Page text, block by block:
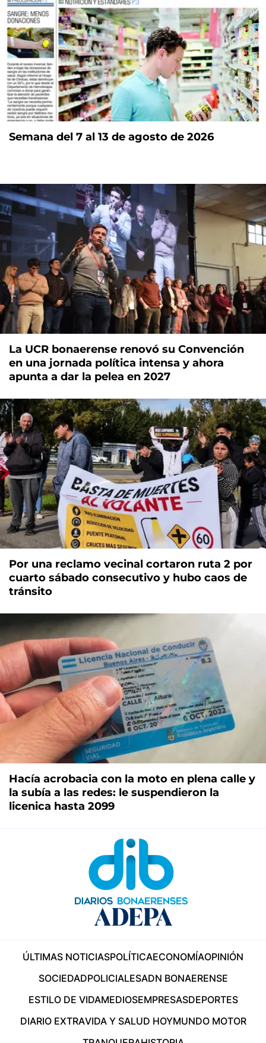
Semana del 7 al 13 de agosto de 2026
La UCR bonaerense renovó su Convención
en una jornada política intensa y ahora
apunta a dar la pelea en 2027
Por una reclamo vecinal cortaron ruta 2 por
cuarto sábado consecutivo y hubo caos de
tránsito
Hacía acrobacia con la moto en plena calle y
la subía a las redes: le suspendieron la
licenica hasta 2099
ÚLTIMAS NOTICIASPOLÍTICAECONOMÍAOPINIÓN
SOCIEDADPOLICIALESADN BONAERENSE
ESTILO DE VIDAMEDIOSEMPRESASDEPORTES
DIARIO EXTRAVIDA Y SALUD HOYMUNDO MOTOR